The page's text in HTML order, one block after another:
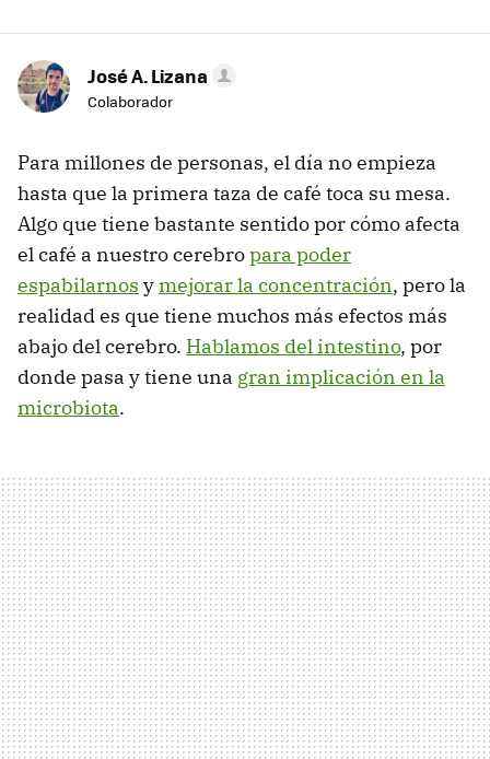
José A. Lizana
Colaborador
Para millones de personas, el día no empieza
hasta que la primera taza de café toca su mesa.
Algo que tiene bastante sentido por cómo afecta
el café a nuestro cerebropara poder
espabilarnos ymejorar la concentración, pero la
realidad es que tiene muchos más efectos más
abajo del cerebro. Hablamos del intestino, por
donde pasa y tiene una gran implicación en la
microbiota.